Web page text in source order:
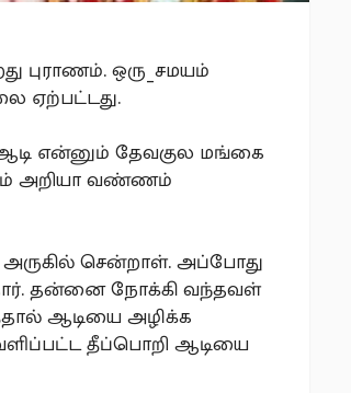
புராணம். ஒரு_சமயம்
ஏற்பட்டது.
என்னும் தேவகுல மங்கை
அறியா வண்ணம்
அருகில் சென்றாள். அப்போது
தன்னை நோக்கி வந்தவள்
ஆடியை அழிக்க
தீப்பொறி ஆடியை